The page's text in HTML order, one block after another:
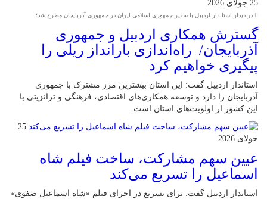
25 جولای 2026
در دیدار استاندار اردبیل با سفیر جمهوری اسلامی ایران در جمهوری آذربایجان مطرح شد؛
گسترش همکاری اردبیل و جمهوری
آذربایجان/ راه‌اندازی بارانداز ریلی را
پیگیری خواهیم کرد
استاندار اردبیل گفت: این استان بیشترین مرز مشترک با جمهوری
آذربایجان را دارد و توسعه همکاری‌های اقتصادی، فرهنگی و ترانزیتی با
این کشور از اولویت‌های استان است.
25
جولای 2026
عیین سهم مشارکت، ساخت فیلم شاه‌
اسماعیل را تسریع می‌کند
استاندار اردبیل گفت: برای تسریع در اجرای فیلم «شاه‌ اسماعیل صفوی»